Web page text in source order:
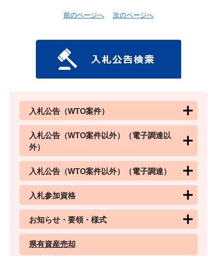
前のページへ 次のページへ
入札公告（WTO案件）
入札公告（WTO案件以外）（電子調達以
外）
入札公告（WTO案件以外）（電子調達）
入札参加資格
お知らせ・要領・様式
県有資産売却